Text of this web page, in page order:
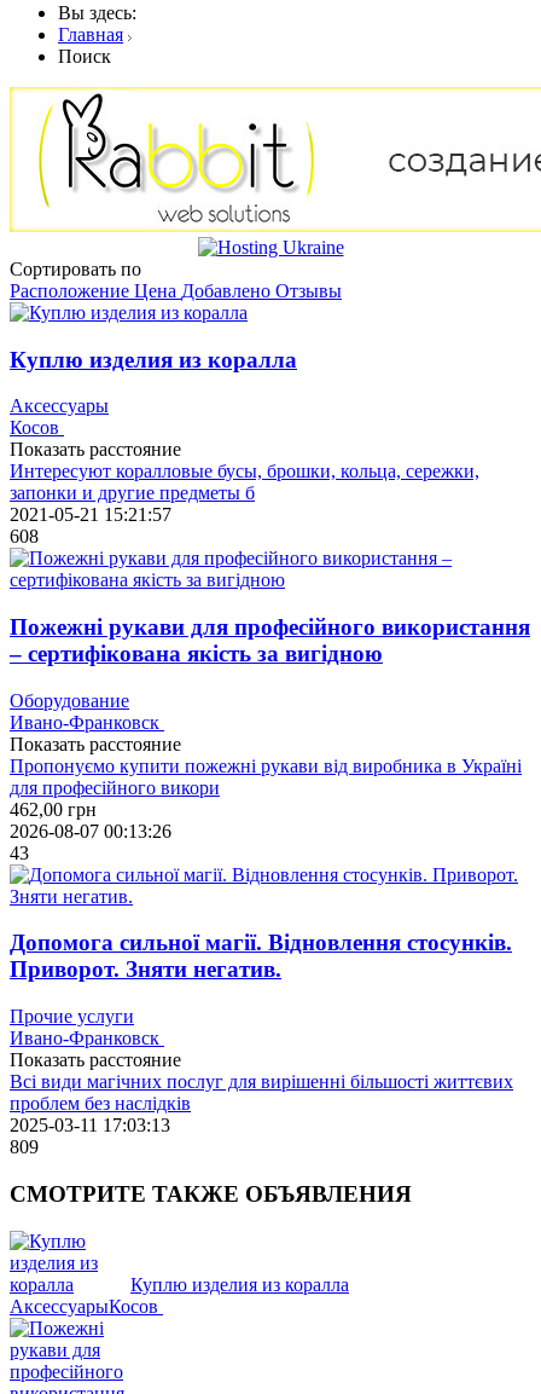
Вы здесь:
Главная
Поиск
Сортировать по
Расположение Цена Добавлено Отзывы
Куплю изделия из коралла
Аксессуары
Косов
Показать расстояние
Интересуют коралловые бусы, брошки, кольца, сережки,
запонки и другие предметы б
2021-05-21 15:21:57
608
Пожежні рукави для професійного викоpистання
– сертифікована якість за вигідною
Оборудование
Ивано-Франковск
Показать расстояние
Пропонуємо купити пожежні рукави від виробника в Україні
для професійного викори
462,00 грн
2026-08-07 00:13:26
43
Допомога сильної магії. Відновлення стосунків.
Приворот. Зняти негатив.
Прочие услуги
Ивано-Франковск
Показать расстояние
Всі види магічних послуг для вирішенні більшості життєвих
проблем без наслідків
2025-03-11 17:03:13
809
СМОТРИТЕ ТАКЖЕ ОБЪЯВЛЕНИЯ
Куплю изделия из коралла
АксессуарыКосов